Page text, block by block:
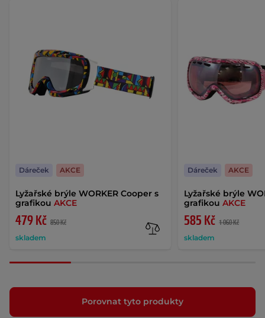
Lyžařské brýle WORKER Cooper s
grafikou AKCE
479 Kč 850 Kč
skladem
Dáreček AKCE
Lyžařské brýle
grafikouAKCE
585 Kč 1 060 Kč
skladem
Dáreček AKCE
Porovnat tyto produkty